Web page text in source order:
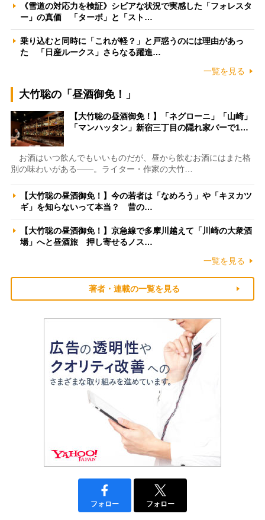
《雪道の対応力を検証》シビアな状況で実感した「フォレスタ
ー」の真価 「ターボ」と「スト…
乗り込むと同時に「これが軽？」と戸惑うのには理由があっ
た 「日産ルークス」さらなる躍進…
一覧を見る
大竹聡の「昼酒御免！」
【大竹聡の昼酒御免！】「ネグローニ」「山崎」
「マンハッタン」新宿三丁目の隠れ家バーで1…
お酒はいつ飲んでもいいものだが、昼から飲むお酒にはまた格
別の味わいがある――。ライター・作家の大竹…
【大竹聡の昼酒御免！】今の若者は「なめろう」や「キヌカツ
ギ」を知らないって本当？ 昔の…
【大竹聡の昼酒御免！】京急線で多摩川越えて「川崎の大衆酒
場」へと昼酒旅 押し寄せるノス…
一覧を見る
著者・連載の一覧を見る
フォロー フォロー